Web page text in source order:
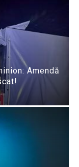
Amendă